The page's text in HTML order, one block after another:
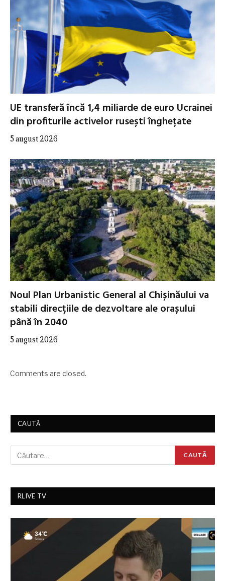
UE transferă încă 1,4 miliarde de euro Ucrainei
din profiturile activelor rusești înghețate
5 august 2026
Noul Plan Urbanistic General al Chișinăului va
stabili direcțiile de dezvoltare ale orașului
până în 2040
5 august 2026
Comments are closed.
CAUTĂ
RLIVE TV